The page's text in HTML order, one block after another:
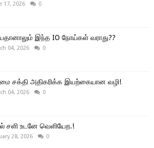
17, 2026 0
இந்த IO நோய்கள் வராது??
04, 2026 0
சக்தி அதிகரிக்க இயற்கையான வழி!
04, 2026 0
சளி உடனே வெளியேற.!
28, 2026 0